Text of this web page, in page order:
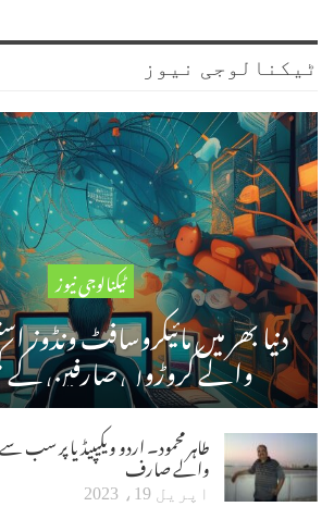
ٹیکنالوجی نیوز
ٹیکنالوجی نیوز
دنیا بھر میں مائیکروسافٹ
والے کروڑوں صارفین کے
طاہر محمود۔ اردو ویکیپیڈیا پر سب
والے صارف
اپریل 19، 2023